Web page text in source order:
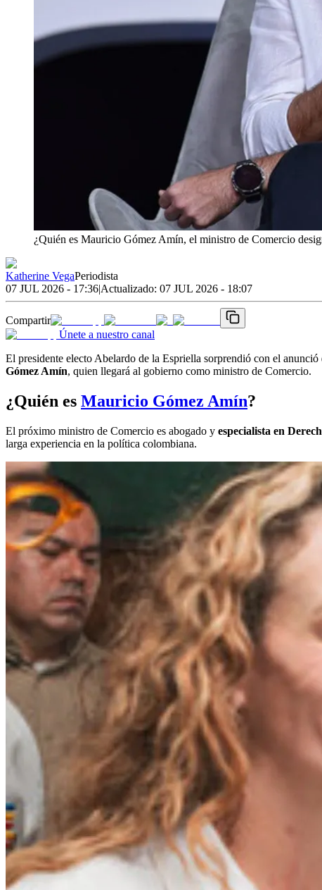
¿Quién es Mauricio Gómez Amín, el ministro de Comercio
Katherine VegaPeriodista
07 JUL 2026 - 17:36|Actualizado: 07 JUL 2026 - 18:07
Compartir
Únete a nuestro canal
El presidente electo Abelardo de la Espriella sorprendió con el
Gómez Amín, quien llegará al gobierno como ministro de Comercio.
¿Quién es Mauricio Gómez Amín?
El próximo ministro de Comercio es abogado y especialista en
larga experiencia en la política colombiana.